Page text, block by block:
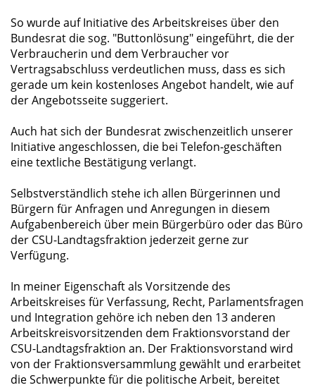
So wurde auf Initiative des Arbeitskreises über den
Bundesrat die sog. "Buttonlösung" eingeführt, die der
Verbraucherin und dem Verbraucher vor
Vertragsabschluss verdeutlichen muss, dass es sich
gerade um kein kostenloses Angebot handelt, wie auf
der Angebotsseite suggeriert.
Auch hat sich der Bundesrat zwischenzeitlich unserer
Initiative angeschlossen, die bei Telefon-geschäften
eine textliche Bestätigung verlangt.
Selbstverständlich stehe ich allen Bürgerinnen und
Bürgern für Anfragen und Anregungen in diesem
Aufgabenbereich über mein Bürgerbüro oder das Büro
der CSU-Landtagsfraktion jederzeit gerne zur
Verfügung.
In meiner Eigenschaft als Vorsitzende des
Arbeitskreises für Verfassung, Recht, Parlamentsfragen
und Integration gehöre ich neben den 13 anderen
Arbeitskreisvorsitzenden dem Fraktionsvorstand der
CSU-Landtagsfraktion an. Der Fraktionsvorstand wird
von der Fraktionsversammlung gewählt und erarbeitet
die Schwerpunkte für die politische Arbeit, bereitet